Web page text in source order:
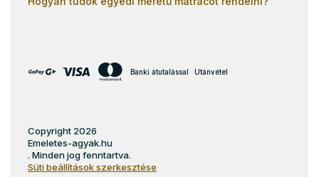
Banki átutalással Utánvétel
Copyright 2026
Emeletes-agyak.hu
. Minden jog fenntartva.
Süti beállítások szerkesztése